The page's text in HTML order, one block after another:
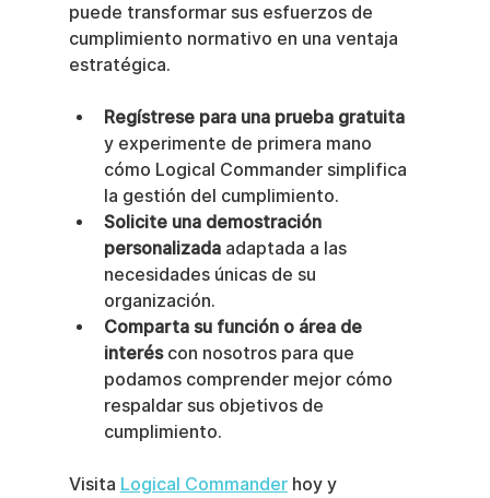
puede transformar sus esfuerzos de
cumplimiento normativo en una ventaja
estratégica.
Regístrese para una prueba gratuita
y experimente de primera mano
cómo Logical Commander simplifica
la gestión del cumplimiento.
Solicite una demostración
personalizada adaptada a las
necesidades únicas de su
organización.
Comparta su función o área de
interés con nosotros para que
podamos comprender mejor cómo
respaldar sus objetivos de
cumplimiento.
Visita Logical Commander hoy y